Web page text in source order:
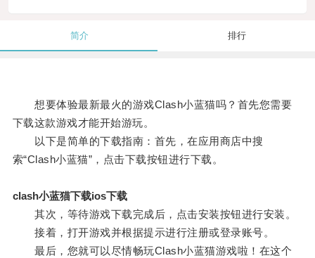
简介 排行
想要体验最新最火的游戏Clash小蓝猫吗？首先您需要
下载这款游戏才能开始游玩。
以下是简单的下载指南：首先，在应用商店中搜
索“Clash小蓝猫”，点击下载按钮进行下载。
clash小蓝猫下载ios下载
其次，等待游戏下载完成后，点击安装按钮进行安装。
接着，打开游戏并根据提示进行注册或登录账号。
最后，您就可以尽情畅玩Clash小蓝猫游戏啦！在这个